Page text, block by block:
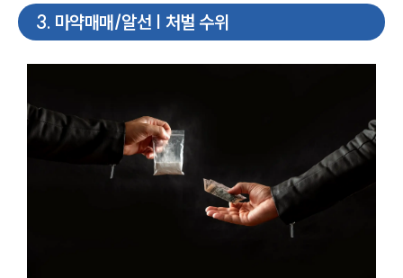
3. 마약매매/알선 | 처벌 수위